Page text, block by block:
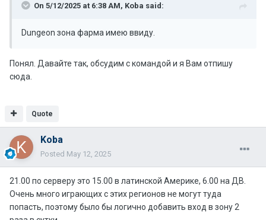
On 5/12/2025 at 6:38 AM, Koba said:
Dungeon зона фарма имею ввиду.
Понял. Давайте так, обсудим с командой и я Вам отпишу
сюда.
Quote
Koba
Posted May 12, 2025
21.00 по серверу это 15.00 в латинской Америке, 6.00 на ДВ.
Очень много играющих с этих регионов не могут туда
попасть, поэтому было бы логично добавить вход в зону 2